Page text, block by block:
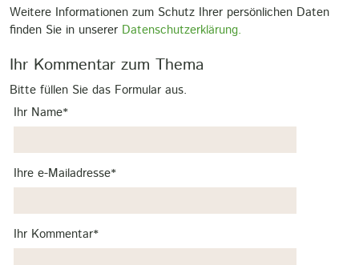
Weitere Informationen zum Schutz Ihrer persönlichen Daten
finden Sie in unserer Datenschutzerklärung.
Ihr Kommentar zum Thema
Bitte füllen Sie das Formular aus.
Pflichtfeld
Ihr Name*
Pflichtfeld
Ihre e-Mailadresse*
Pflichtfeld
Ihr Kommentar*